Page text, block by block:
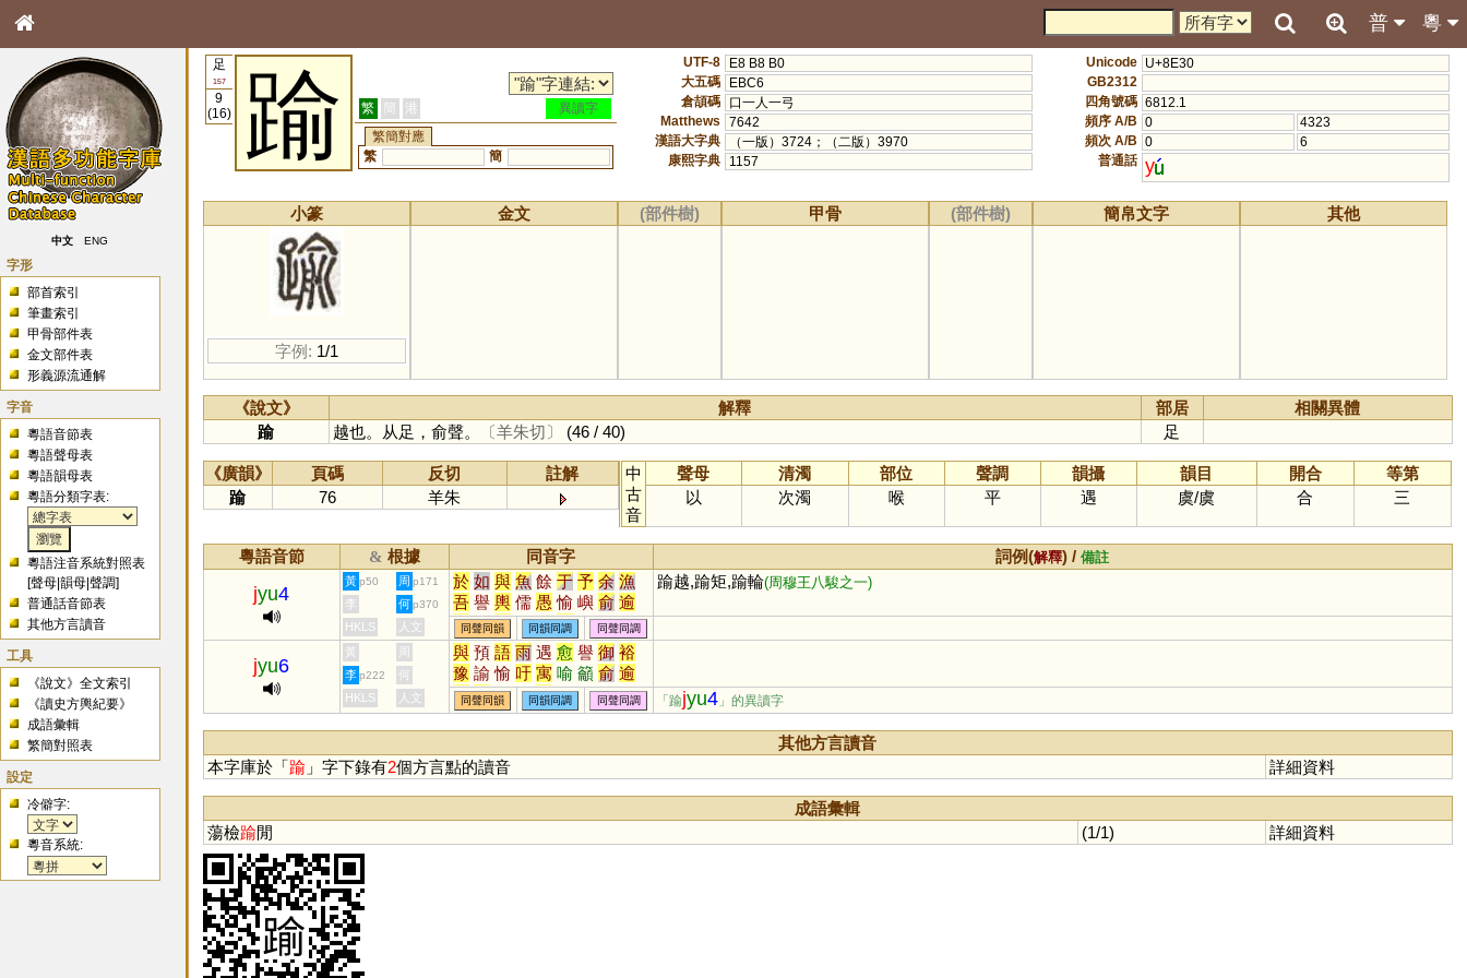
粵
普
中文 ENG
字形
部首索引
筆畫索引
甲骨部件表
金文部件表
形義源流通解
字音
粵語音節表
粵語聲母表
粵語韻母表
粵語分類字表:
粵語注音系統對照表
[聲母 |韻母 |聲調]
普通話音節表
其他方言讀音
工具
《說文》全文索引
《讀史方輿紀要》
成語彙輯
繁簡對照表
設定
冷僻字:
粵音系統:
足
157
9
(16)
踰 繁 簡 港
異讀字
繁簡對應
繁
簡
UTF-8
E8 B8 B0
大五碼
EBC6
倉頡碼
口一人一弓
Matthews
7642
漢語大字典
（一版）3724；（二版）3970
康熙字典
1157
Unicode U+8E30
GB2312
四角號碼 6812.1
頻序 A/B 0
4323
頻次 A/B 0
6
普通話 y
小篆
字例: 1/1
金文 (部件樹) 甲骨 (部件樹) 簡帛文字 其他
《說文》 解釋 部居
相關異體
踰
越也。从足，俞聲。 〔羊朱切〕 (46 / 40) 足
《廣韻》 頁碼 反切
註解
踰
76 羊朱
中
古
音
聲母 清濁 部位 聲調 韻攝 韻目 開合
等第
以
次濁 喉 平 遇 虞/虞 合 三
粵語音節 & 根據 同音字 詞例(解釋) /備註
jyu4
黃 p50 周 p171 於 如 與 魚 餘 于 予 余 漁
吾 譽 輿 儒 愚 愉 嶼 俞 逾
迂 娛 禺 榆 蠕 虞 渝 隅 圩
瑜 茹 庾 孺 嵎 盂 銣 揄 諛
腴 竽 歟 濡 喁 畬 臾 嚅 覦
璵 臑 艅 崳 旟 繻 邘 歈 毹
狳 窬 萸 薷 襦 髃 蝓 雩 妤
褕 帤 挐 舁 湡 袽 隃 牏 睮
鸆 齵 鸒
踰越,踰矩,踰輪(周穆王八駿之一)
李 何 p370
HKLS 人文 同聲同韻 同韻同調 同聲同調
jyu6
黃 周 與 預 語 雨 遇 愈 譽 御 裕
豫 諭 愉 吁 寓 喻 籲 俞 逾
禦 禺 峪 隅 馭 澦 茹 孺 銣
覦 洳 窬 礜 翑 蓹 悆 与 藇
蕷 瘉 癒
李 p222
何
HKLS
人文 同聲同韻 同韻同調 同聲同調 「踰jyu4 」的異讀字
其他方言讀音
本字庫於「踰」字下錄有2個方言點的讀音 詳細資料
成語彙輯
蕩檢踰閒 (1/1) 詳細資料